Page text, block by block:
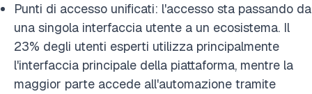
Punti di accesso unificati: l'accesso sta passando da
una singola interfaccia utente a un ecosistema. Il
23% degli utenti esperti utilizza principalmente
l'interfaccia principale della piattaforma, mentre la
maggior parte accede all'automazione tramite